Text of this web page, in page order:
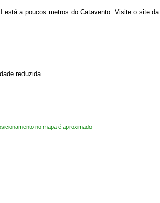
está a poucos metros do Catavento. Visite o site da
reduzida
no mapa é aproximado